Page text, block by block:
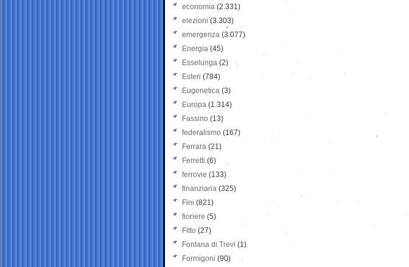
economia (2.331)
elezioni (3.303)
emergenza (3.077)
Energia (45)
Esselunga (2)
Esteri (784)
Eugenetica (3)
Europa (1.314)
Fassino (13)
federalismo (167)
Ferrara (21)
Ferretti (6)
ferrovie (133)
finanziaria (325)
Fini (821)
fioriere (5)
Fitto (27)
Fontana di Trevi (1)
Formigoni (90)